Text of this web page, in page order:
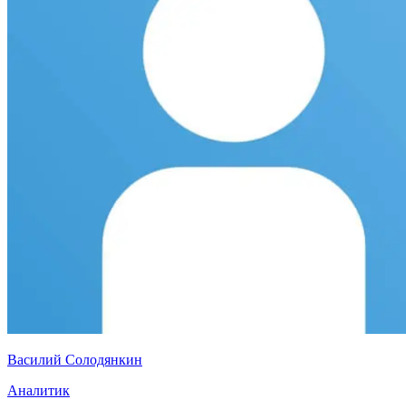
Василий Солодянкин
Аналитик